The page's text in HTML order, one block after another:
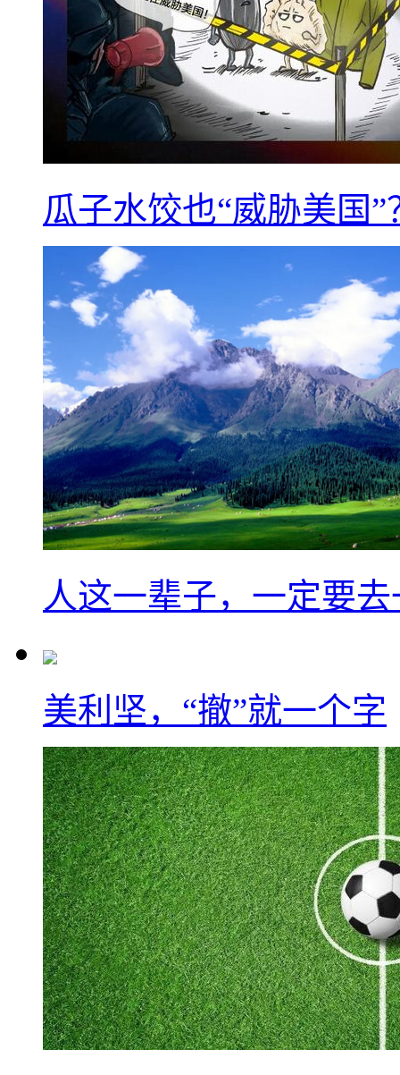
瓜子水饺也“威胁美国”
人这一辈子，一定要
美利坚，“撤”就一个字